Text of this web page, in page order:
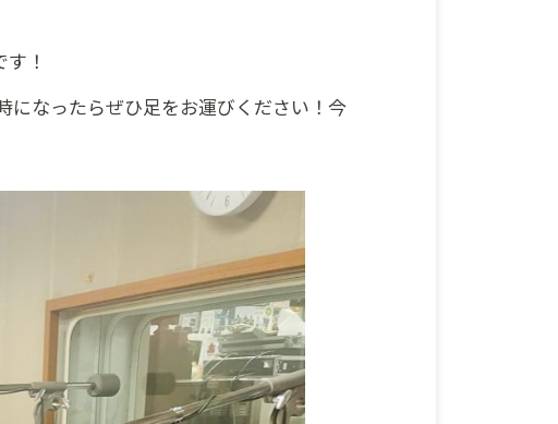
！
になったらぜひ足をお運びください！今